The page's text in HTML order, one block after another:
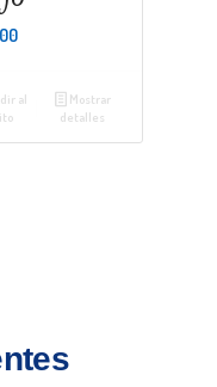
al
Mostrar
detalles